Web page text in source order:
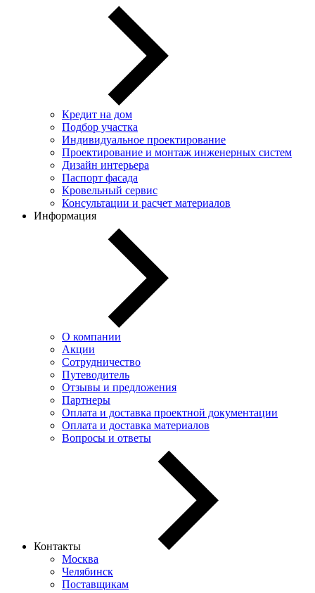
Кредит на дом
Подбор участка
Индивидуальное проектирование
Проектирование и монтаж инженерных систем
Дизайн интерьера
Паспорт фасада
Кровельный сервис
Консультации и расчет материалов
Информация
О компании
Акции
Сотрудничество
Путеводитель
Отзывы и предложения
Партнеры
Оплата и доставка проектной документации
Оплата и доставка материалов
Вопросы и ответы
Контакты
Москва
Челябинск
Поставщикам